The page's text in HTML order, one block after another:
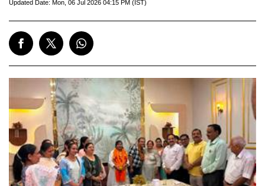
Updated Date: Mon, 06 Jul 2026 04:15 PM (IST)